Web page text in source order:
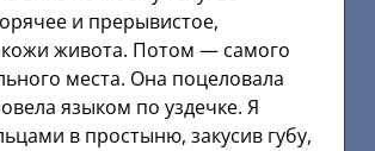
и прерывистое,
кожи живота. Потом — самого
места. Она поцеловала
языком по уздечке. Я
в простыню, закусив губу,